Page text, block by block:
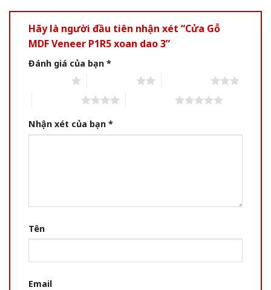
Hãy là người đầu tiên nhận xét “Cửa Gỗ
MDF Veneer P1R5 xoan dao 3”
Đánh giá của bạn *
Nhận xét của bạn *
Tên
Email